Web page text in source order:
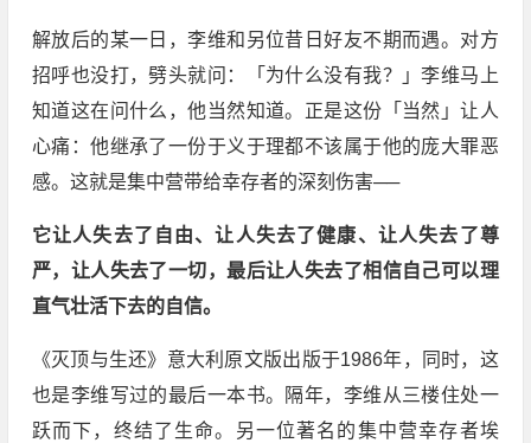
解放后的某一日，李维和另位昔日好友不期而遇。对方
招呼也没打，劈头就问：「为什么没有我？」李维马上
知道这在问什么，他当然知道。正是这份「当然」让人
心痛：他继承了一份于义于理都不该属于他的庞大罪恶
感。这就是集中营带给幸存者的深刻伤害──
它让人失去了自由、让人失去了健康、让人失去了尊
严，让人失去了一切，最后让人失去了相信自己可以理
直气壮活下去的自信。
《灭顶与生还》意大利原文版出版于1986年，同时，这
也是李维写过的最后一本书。隔年，李维从三楼住处一
跃而下，终结了生命。另一位著名的集中营幸存者埃